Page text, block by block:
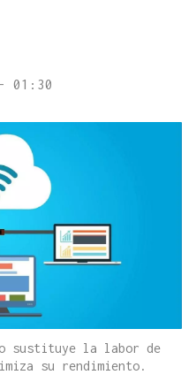
01:30
sustituye la labor de
su rendimiento.